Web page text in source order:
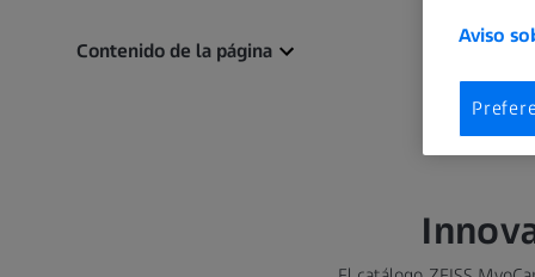
Contenido de la página
Aviso